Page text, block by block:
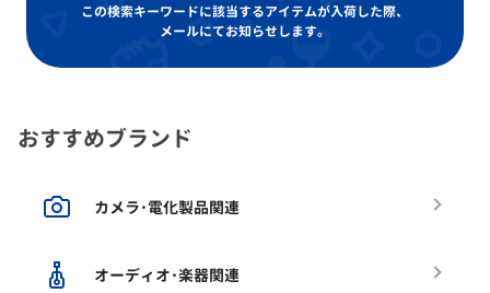
この検索キーワードに該当するアイテムが入荷した際、
メールにてお知らせします。
おすすめブランド
カメラ･電化製品関連
オーディオ･楽器関連